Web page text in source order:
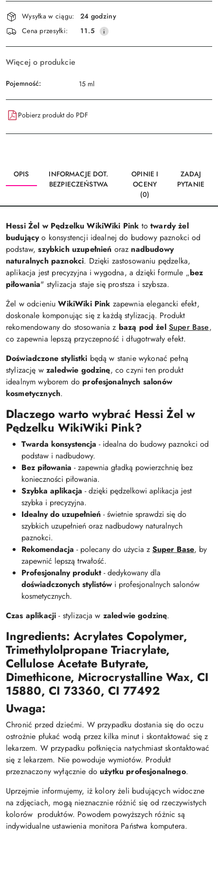
Wyślij
Dostępność
i
dostawa
Wysyłka w ciągu:
24 godziny
Cena przesyłki:
11.5
Więcej o produkcie
Pojemność: 15 ml
Pobierz produkt do PDF
OPIS
INFORMACJE DOT.
BEZPIECZEŃSTWA
OPINIE I
OCENY
(0)
ZADAJ
PYTANIE
Hessi Żel w Pędzelku WikiWiki Pink totwardy żel
budującyo konsystencji idealnej do budowy paznokci od
podstaw,szybkich uzupełnień oraz nadbudowy
naturalnych paznokci. Dzięki zastosowaniu pędzelka,
aplikacja jest precyzyjna i wygodna, a dzięki formule „bez
piłowania" stylizacja staje się prostsza i szybsza.
Żel w odcieniuWikiWiki Pink zapewnia elegancki efekt,
doskonale komponując się z każdą stylizacją. Produkt
rekomendowany do stosowania z bazą pod żel Super Base,
co zapewnia lepszą przyczepność i długotrwały efekt.
Doświadczone stylistki będą w stanie wykonać pełną
stylizację wzaledwie godzinę, co czyni ten produkt
idealnym wyborem do profesjonalnych salonów
kosmetycznych.
Dlaczego warto wybrać Hessi Żel w
Pędzelku WikiWiki Pink?
Twarda konsystencja - idealna do budowy paznokci od
podstaw i nadbudowy.
Bez piłowania - zapewnia gładką powierzchnię bez
konieczności piłowania.
Szybka aplikacja - dzięki pędzelkowi aplikacja jest
szybka i precyzyjna.
Idealny do uzupełnień - świetnie sprawdzi się do
szybkich uzupełnień oraz nadbudowy naturalnych
paznokci.
Rekomendacja - polecany do użycia z Super Base, by
zapewnić lepszą trwałość.
Profesjonalny produkt - dedykowany dla
doświadczonych stylistów i profesjonalnych salonów
kosmetycznych.
Czas aplikacji - stylizacja w zaledwie godzinę.
Ingredients: Acrylates Copolymer,
Trimethylolpropane Triacrylate,
Cellulose Acetate Butyrate,
Dimethicone, Microcrystalline Wax, CI
15880, CI 73360, CI 77492
Uwaga:
Chronić przed dziećmi. W przypadku dostania się do oczu
ostrożnie płukać wodą przez kilka minut i skontaktować się z
lekarzem. W przypadku połknięcia natychmiast skontaktować
się z lekarzem. Nie powoduje wymiotów. Produkt
przeznaczony wyłącznie do użytku profesjonalnego.
Uprzejmie informujemy, iż kolory żeli budujących widoczne
na zdjęciach, mogą nieznacznie różnić się od rzeczywistych
kolorów produktów. Powodem powyższych różnic są
indywidualne ustawienia monitora Państwa komputera.